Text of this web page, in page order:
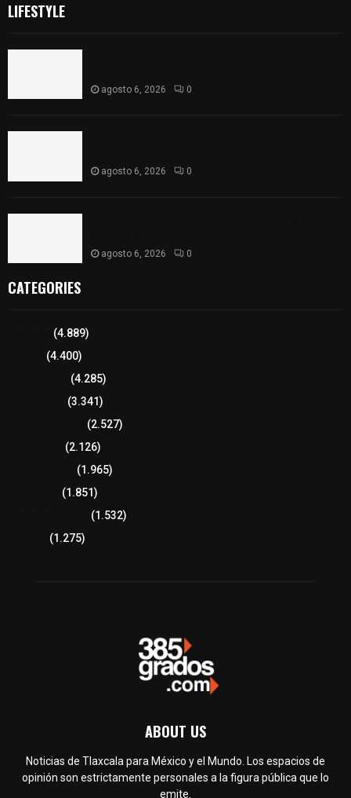
LIFESTYLE
agosto 6, 2026 0
agosto 6, 2026 0
agosto 6, 2026 0
CATEGORIES
(4.889)
(4.400)
(4.285)
(3.341)
(2.527)
(2.126)
(1.965)
(1.851)
(1.532)
(1.275)
ABOUT US
Noticias de Tlaxcala para México y el Mundo. Los espacios de
opinión son estrictamente personales a la figura pública que lo
emite.